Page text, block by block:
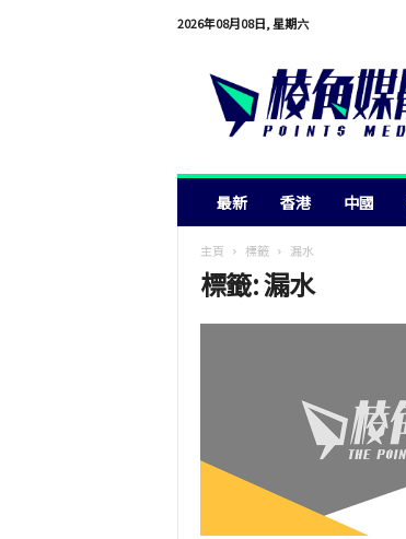
2026年08月08日, 星期六
最新 香港 中國
主頁 標籤 漏水
標籤: 漏水